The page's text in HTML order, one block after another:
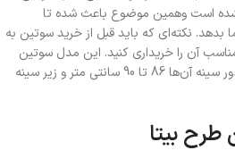
است وهمین موضوع باعث شده تا
بدهد. نکته‌ای که باید قبل از خرید سوتین به
آن را خریداری کنید. این مدل سوتین
مناسب برای خانم‌هایی است که دور سینه آن‌ها 86 تا 90 سانتی متر و زیر سینه
طرح بیتا